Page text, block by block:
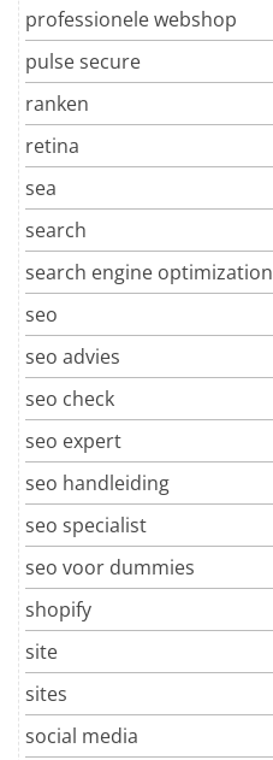
professionele webshop
pulse secure
ranken
retina
sea
search
search engine optimization
seo
seo advies
seo check
seo expert
seo handleiding
seo specialist
seo voor dummies
shopify
site
sites
social media